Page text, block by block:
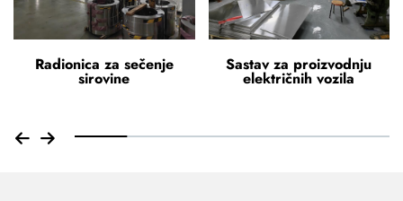
Radionica za sečenje
sirovine
Sastav za proizvodnju
električnih vozila